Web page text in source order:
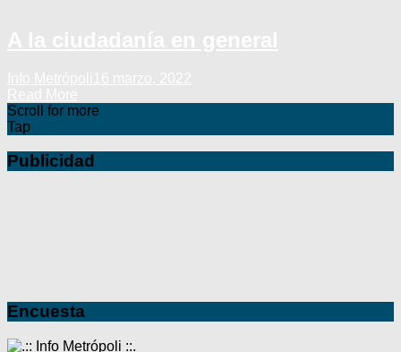
Scroll for more
Tap
Publicidad
Encuesta